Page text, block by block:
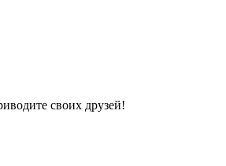
своих друзей!